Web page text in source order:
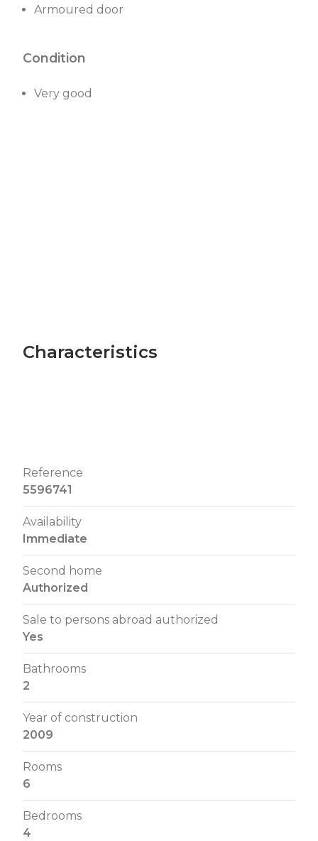
Armoured door
Condition
Very good
Characteristics
Reference
5596741
Availability
Immediate
Second home
Authorized
Sale to persons abroad authorized
Yes
Bathrooms
2
Year of construction
2009
Rooms
6
Bedrooms
4